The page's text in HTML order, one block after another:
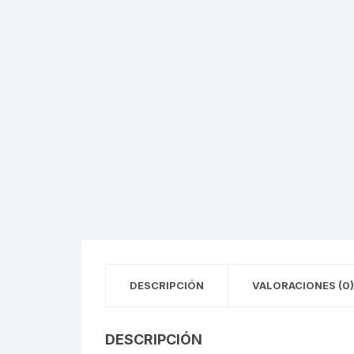
Rotores Discos
Roldanas para
DESCRIPCIÓN VALORACIONES (0)
DESCRIPCIÓN